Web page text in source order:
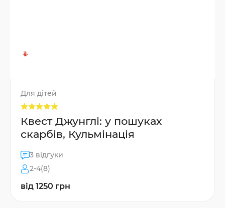
Для дітей
Квест Джунглі: у пошуках
скарбів, Кульмінація
3 відгуки
2-4(8)
від 1250 грн